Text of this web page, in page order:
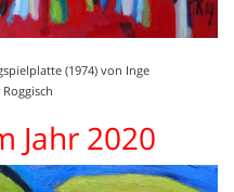
(1974) von Inge
Jahr 2020